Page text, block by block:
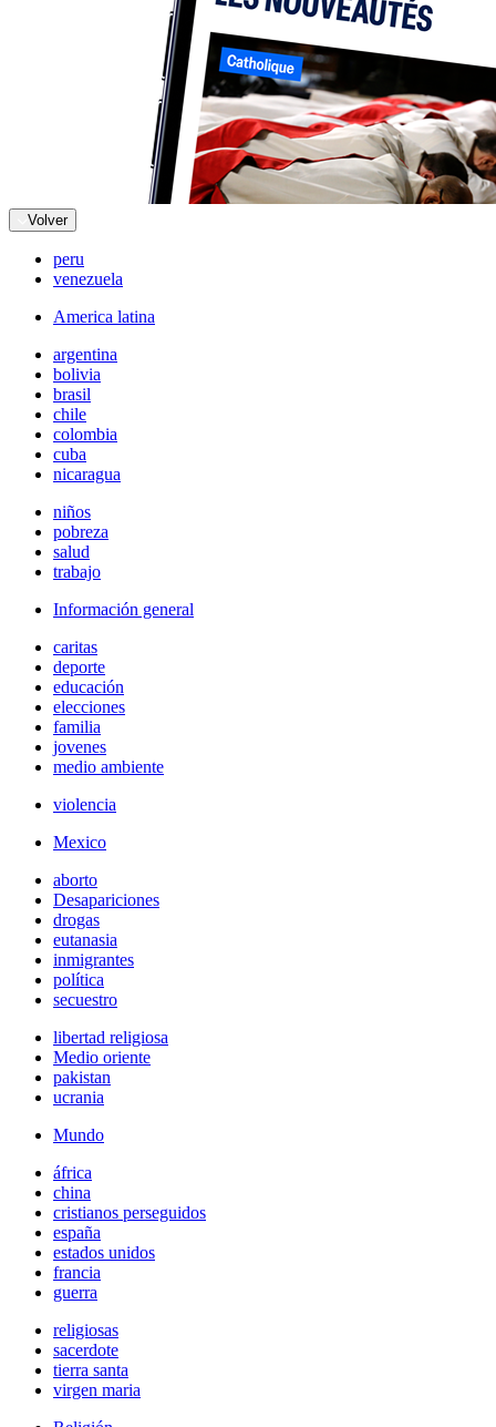
Volver
peru
venezuela
America latina
argentina
bolivia
brasil
chile
colombia
cuba
nicaragua
niños
pobreza
salud
trabajo
Información general
caritas
deporte
educación
elecciones
familia
jovenes
medio ambiente
violencia
Mexico
aborto
Desapariciones
drogas
eutanasia
inmigrantes
política
secuestro
libertad religiosa
Medio oriente
pakistan
ucrania
Mundo
áfrica
china
cristianos perseguidos
españa
estados unidos
francia
guerra
religiosas
sacerdote
tierra santa
virgen maria